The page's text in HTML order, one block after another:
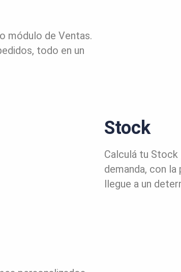
módulo de Ventas.
todo en un
Stock
Calculá tu
demanda, con la
llegue a un